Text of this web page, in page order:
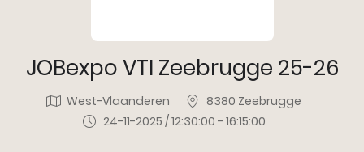
JOBexpo VTI Zeebrugge 25-26
West-Vlaanderen
8380 Zeebrugge
24-11-2025 / 12:30:00 - 16:15:00